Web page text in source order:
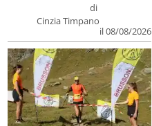
di
Cinzia Timpano
il 08/08/2026